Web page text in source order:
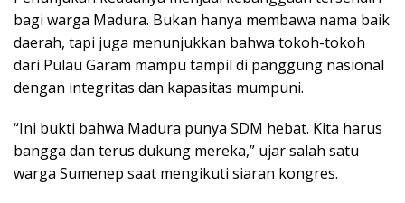
bagi warga Madura. Bukan hanya membawa nama baik
daerah, tapi juga menunjukkan bahwa tokoh-tokoh
dari Pulau Garam mampu tampil di panggung nasional
dengan integritas dan kapasitas mumpuni.
“Ini bukti bahwa Madura punya SDM hebat. Kita harus
bangga dan terus dukung mereka,” ujar salah satu
warga Sumenep saat mengikuti siaran kongres.